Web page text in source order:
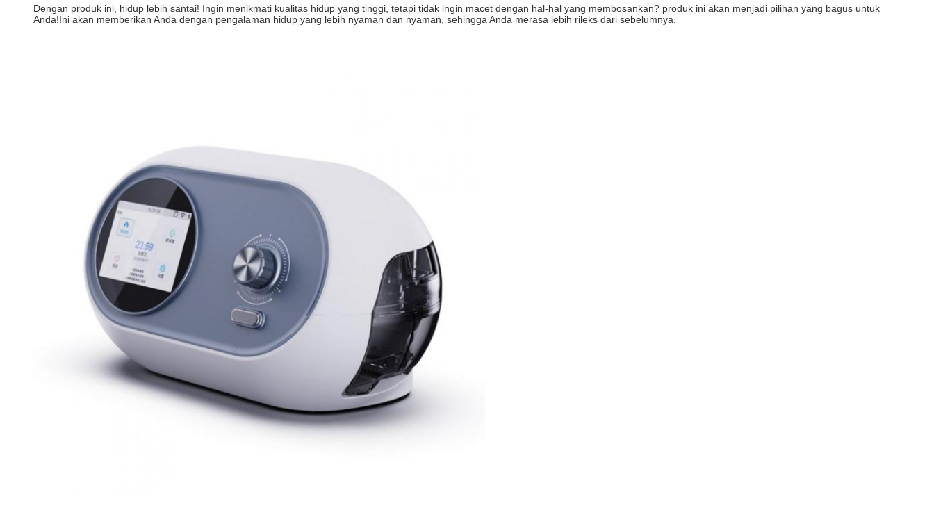
Dengan produk ini, hidup lebih santai! Ingin menikmati kualitas hidup yang tinggi, tetapi tidak ingin macet dengan hal-hal yang membosankan? produk ini akan menjadi pilihan yang bagus untuk
Anda!Ini akan memberikan Anda dengan pengalaman hidup yang lebih nyaman dan nyaman, sehingga Anda merasa lebih rileks dari sebelumnya.